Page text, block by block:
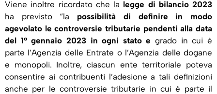
Viene inoltre ricordato che la legge di bilancio 2023
ha previsto “la possibilità di definire in modo
agevolato le controversie tributarie pendenti alla data
del 1° gennaio 2023 in ogni stato e grado in cui è
parte l’Agenzia delle Entrate o l’Agenzia delle dogane
e monopoli. Inoltre, ciascun ente territoriale poteva
consentire ai contribuenti l’adesione a tali definizioni
anche per le controversie tributarie in cui è parte il